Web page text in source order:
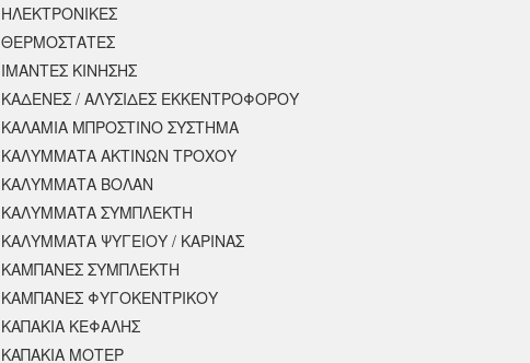
ΗΛΕΚΤΡΟΝΙΚΕΣ
ΘΕΡΜΟΣΤΑΤΕΣ
ΙΜΑΝΤΕΣ ΚΙΝΗΣΗΣ
ΚΑΔΕΝΕΣ / ΑΛΥΣΙΔΕΣ ΕΚΚΕΝΤΡΟΦΟΡΟΥ
ΚΑΛΑΜΙΑ ΜΠΡΟΣΤΙΝΟ ΣΥΣΤΗΜΑ
ΚΑΛΥΜΜΑΤΑ ΑΚΤΙΝΩΝ ΤΡΟΧΟΥ
ΚΑΛΥΜΜΑΤΑ ΒΟΛΑΝ
ΚΑΛΥΜΜΑΤΑ ΣΥΜΠΛΕΚΤΗ
ΚΑΛΥΜΜΑΤΑ ΨΥΓΕΙΟΥ / ΚΑΡΙΝΑΣ
ΚΑΜΠΑΝΕΣ ΣΥΜΠΛΕΚΤΗ
ΚΑΜΠΑΝΕΣ ΦΥΓΟΚΕΝΤΡΙΚΟΥ
ΚΑΠΑΚΙΑ ΚΕΦΑΛΗΣ
ΚΑΠΑΚΙΑ ΜΟΤΕΡ